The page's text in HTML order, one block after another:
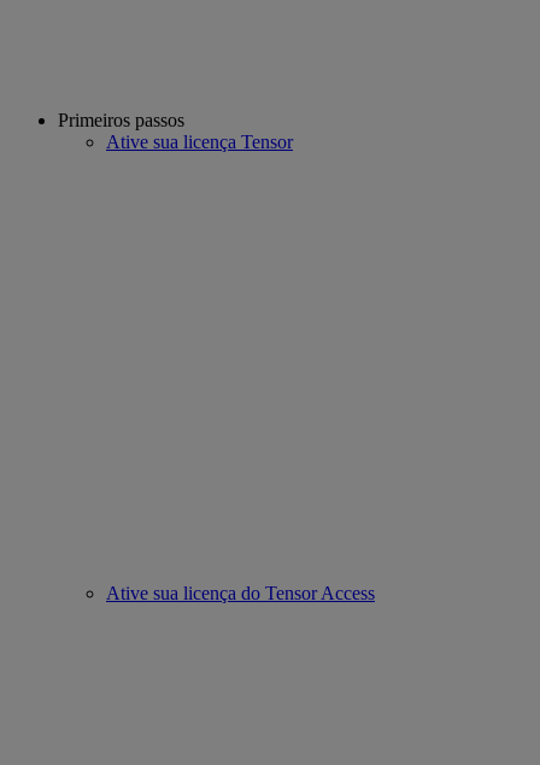
Primeiros passos
Ative sua licença Tensor
Ative sua licença do Tensor Access